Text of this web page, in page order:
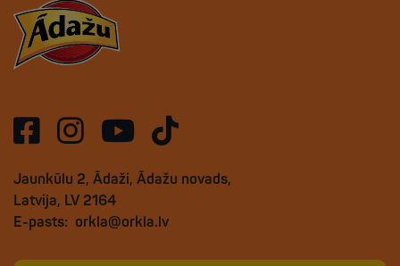
Jaunkūlu 2, Ādaži, Ādažu novads,
Latvija, LV 2164
E-pasts: orkla@orkla.lv